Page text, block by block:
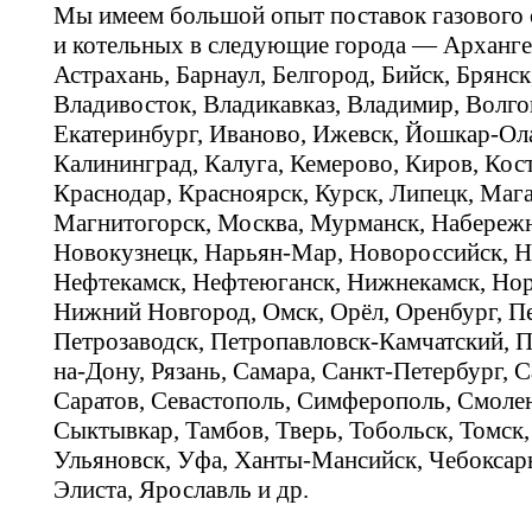
Мы имеем большой опыт поставок газового
и котельных в следующие города —
Астрахань, Барнаул, Белгород, Бийск,
Владивосток, Владикавказ, Владимир,
Екатеринбург, Иваново, Ижевск, Йошкар-
Калининград, Калуга, Кемерово, Киров,
Краснодар, Красноярск, Курск, Липецк,
Магнитогорск, Москва, Мурманск,
Новокузнецк, Нарьян-Мар, Новороссийск,
Нефтекамск, Нефтеюганск, Нижнекамск,
Нижний Новгород, Омск, Орёл, Оренбург,
Петрозаводск, Петропавловск-Камчатский,
на-Дону, Рязань, Самара, Санкт-Петербург,
Саратов, Севастополь, Симферополь,
Сыктывкар, Тамбов, Тверь, Тобольск,
Ульяновск, Уфа, Ханты-Мансийск,
Элиста, Ярославль и др.